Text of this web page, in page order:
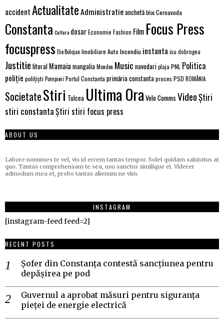
accidentActualitateAdministratieanchetăblocCernavoda
Constanta Cultura dosarEconomie Fashion Film Focus Press
focuspress Ilie Bolojan Imobiliare Auto Incendiu instanta isu dobrogea
Justitie litoral Mamaia mangaliaMonden Music navodariplaja PNL Politica
poliție polițiști Pompieri Portul Constanta primăria constantaproces PSD ROMÂNIA
SocietateStiri Tulcea Ultima Ora Velo Comms VideoȘtiri
stiri constantaȘtiri stiri focus press
ABOUT US
Labore nonumes te vel, vis id errem tantas tempor. Solet quidam salutatus at
quo. Tantas comprehensam te sea, usu sanctus similique ei. Viderer
admodum mea et, probo tantas alienum ne vim.
INSTAGRAM
[instagram-feed feed=2]
RECENT POSTS
Șofer din Constanța contestă sancțiunea pentru
depășirea pe pod
Guvernul a aprobat măsuri pentru siguranța
pieței de energie electrică